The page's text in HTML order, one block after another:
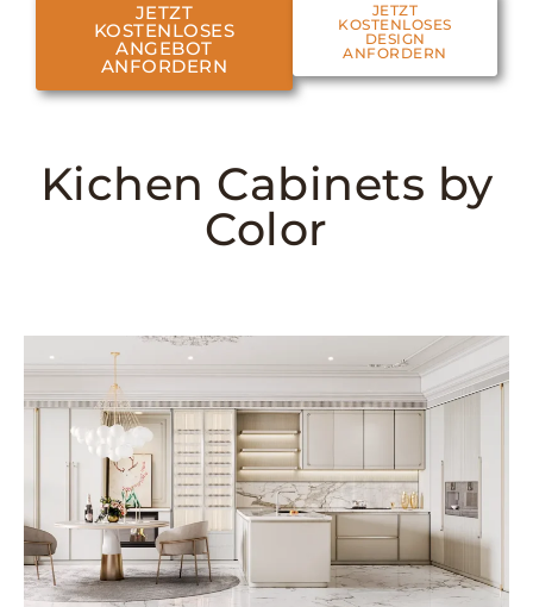
JETZT
KOSTENLOSES
ANGEBOT
ANFORDERN
JETZT
KOSTENLOSES
DESIGN
ANFORDERN
Kichen Cabinets by
Color